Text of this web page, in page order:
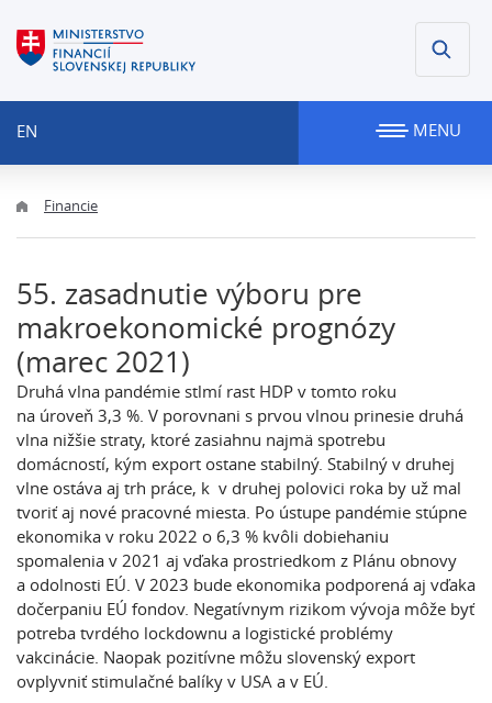
EN MENU
Financie
55. zasadnutie výboru pre
makroekonomické prognózy
(marec 2021)
Druhá vlna pandémie stlmí rast HDP v tomto roku
na úroveň 3,3 %. V porovnani s prvou vlnou prinesie druhá
vlna nižšie straty, ktoré zasiahnu najmä spotrebu
domácností, kým export ostane stabilný. Stabilný v druhej
vlne ostáva aj trh práce, k v druhej polovici roka by už mal
tvoriť aj nové pracovné miesta. Po ústupe pandémie stúpne
ekonomika v roku 2022 o 6,3 % kvôli dobiehaniu
spomalenia v 2021 aj vďaka prostriedkom z Plánu obnovy
a odolnosti EÚ. V 2023 bude ekonomika podporená aj vďaka
dočerpaniu EÚ fondov. Negatívnym rizikom vývoja môže byť
potreba tvrdého lockdownu a logistické problémy
vakcinácie. Naopak pozitívne môžu slovenský export
ovplyvniť stimulačné balíky v USA a v EÚ.